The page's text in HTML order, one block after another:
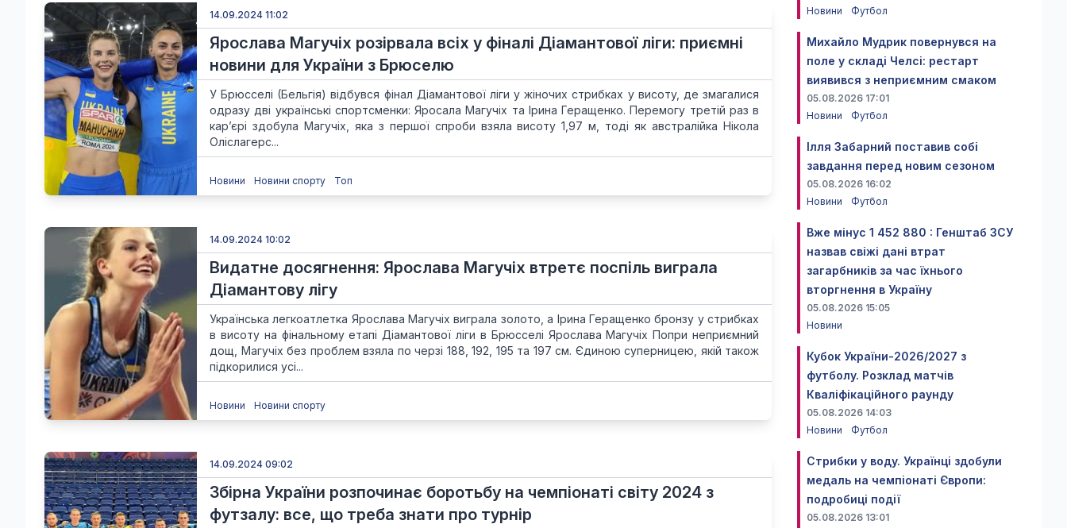
14.09.2024 11:02
Ярослава Магучіх розірвала всіх у фіналі Діамантової ліги: приємні
новини для України з Брюселю
У Брюсселі (Бельгія) відбувся фінал Діамантової ліги у жіночих стрибках у висоту, де змагалися
одразу дві українські спортсменки: Яросала Магучіх та Ірина Геращенко. Перемогу третій раз в
кар’єрі здобула Магучіх, яка з першої спроби взяла висоту 1,97 м, тоді як австралійка Нікола
Оліслагерс...
Новини Новини спорту Топ
14.09.2024 10:02
Видатне досягнення: Ярослава Магучіх втретє поспіль виграла
Діамантову лігу
Українська легкоатлетка Ярослава Магучіх виграла золото, а Ірина Геращенко бронзу у стрибках
в висоту на фінальному етапі Діамантової ліги в Брюсселі Ярослава Магучіх Попри неприємний
дощ, Магучіх без проблем взяла по черзі 188, 192, 195 та 197 см. Єдиною суперницею, якій також
підкорилися усі...
Новини Новини спорту
14.09.2024 09:02
Збірна України розпочинає боротьбу на чемпіонаті світу 2024 з
футзалу: все, що треба знати про турнір
Новини
Футбол
Михайло Мудрик повернувся на
поле у складі Челсі: рестарт
виявився з неприємним смаком
05.08.2026 17:01
Новини
Футбол
Ілля Забарний поставив собі
завдання перед новим сезоном
05.08.2026 16:02
Новини
Футбол
Вже мінус 1 452 880 : Генштаб ЗСУ
назвав свіжі дані втрат
загарбників за час їхнього
вторгнення в Україну
05.08.2026 15:05
Новини
Кубок України-2026/2027 з
футболу. Розклад матчів
Кваліфікаційного раунду
05.08.2026 14:03
Новини
Футбол
Стрибки у воду. Українці здобули
медаль на чемпіонаті Європи:
подробиці події
05.08.2026 13:01